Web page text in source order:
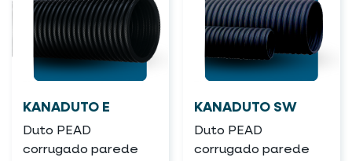
KANADUTO E
Duto PEAD
corrugado parede
KANADUTO SW
Duto PEAD
corrugado parede